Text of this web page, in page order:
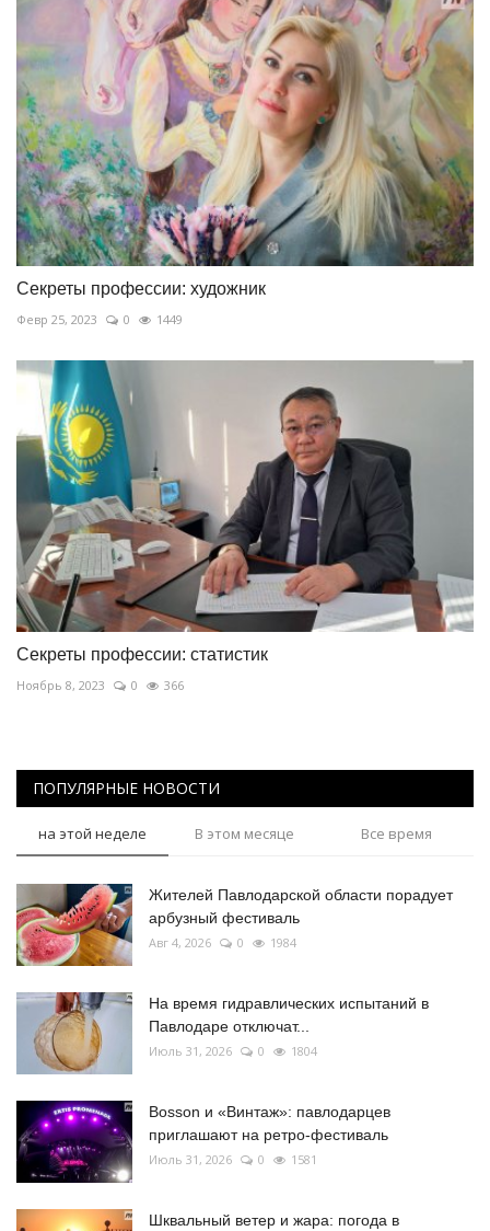
Секреты профессии: художник
Февр 25, 2023 0 1449
Секреты профессии: статистик
Ноябрь 8, 2023 0 366
ПОПУЛЯРНЫЕ НОВОСТИ
на этой неделе В этом месяце Все время
Жителей Павлодарской области порадует
арбузный фестиваль
Авг 4, 2026 0 1984
На время гидравлических испытаний в
Павлодаре отключат...
Июль 31, 2026 0 1804
Bosson и «Винтаж»: павлодарцев
приглашают на ретро-фестиваль
Июль 31, 2026 0 1581
Шквальный ветер и жара: погода в